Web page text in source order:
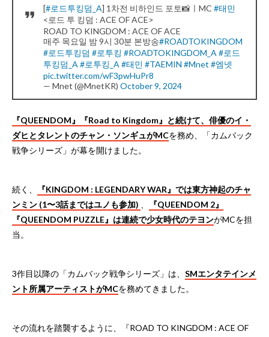
[#로드투킹덤_A] 1차전 비하인드 포토📸ㅣMC #태민
<로드 투 킹덤 : ACE OF ACE>
ROAD TO KINGDOM : ACE OF ACE
매주 목요일 밤 9시 30분 본방송#ROADTOKINGDOM
#로드투킹덤 #로투킹 #ROADTOKINGDOM_A #로드
투킹덤_A #로투킹_A #태민 #TAEMIN #Mnet #엠넷
pic.twitter.com/wF3pwHuPr8
— Mnet (@MnetKR) October 9, 2024
『QUEENDOM』『Road to Kingdom』と続けて、俳優のイ・
ダヒとタレントのチャン・ソンギュがMCを務め、「カムバック
戦争シリーズ」が幕を開けました。
続く、
『KINGDOM : LEGENDARY WAR』では東方神起のチャ
ンミン (1〜3話まではユノも参加)
『QUEENDOM 2』
『QUEENDOM PUZZLE』は連続で少女時代のテヨンがMCを担
当。
3作目以降の「カムバック戦争シリーズ」は、 SMエンタテインメ
ント所属アーティストがMCを務めてきました。
その流れを踏襲するように、『ROAD TO KINGDOM : ACE OF